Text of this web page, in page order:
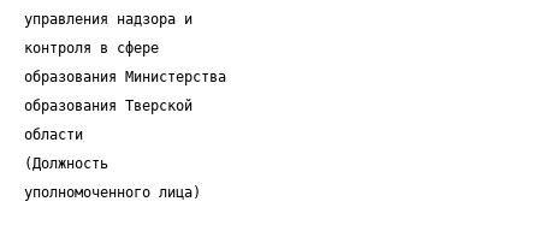
управления надзора и
контроля в сфере
образования Министерства
образования Тверской
области
(Должность
уполномоченного лица)